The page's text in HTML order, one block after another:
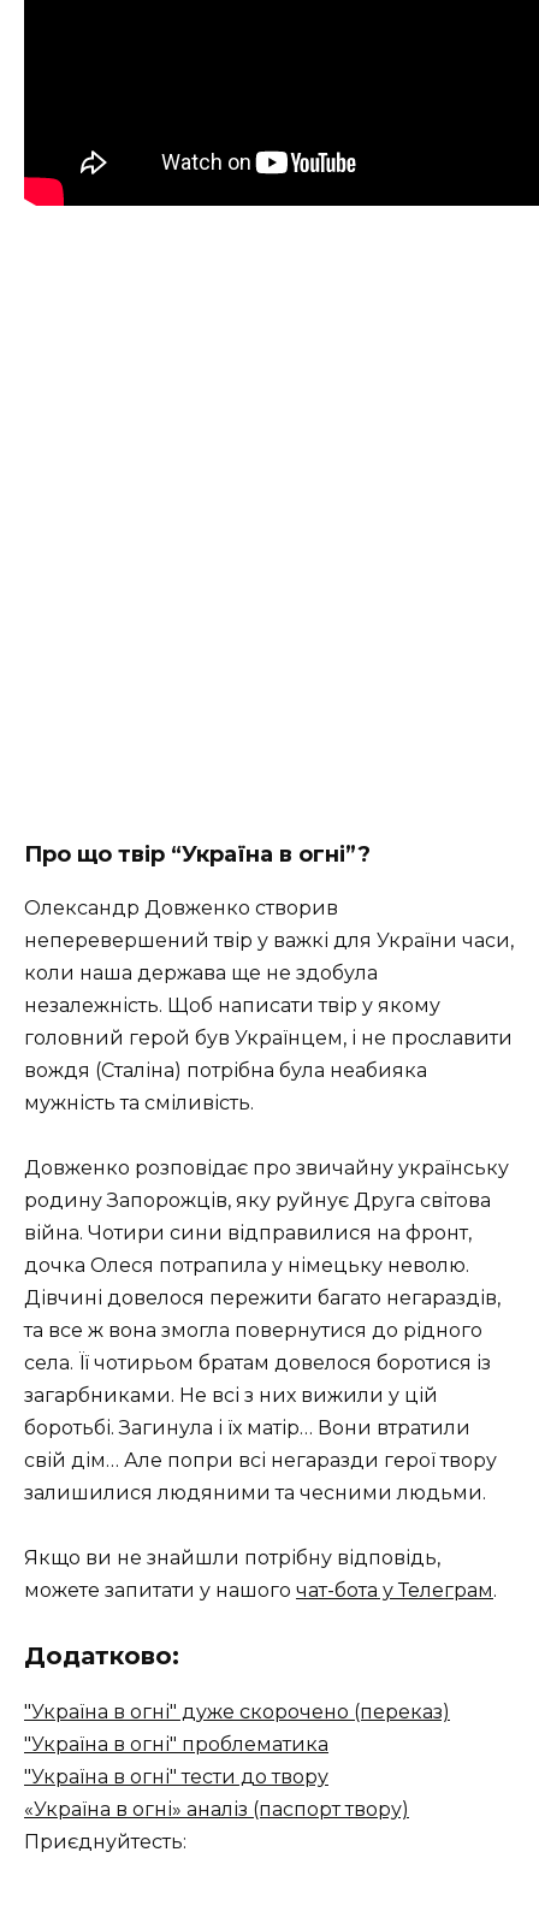
Про що твір “Україна в огні”?
Олександр Довженко створив
неперевершений твір у важкі для України часи,
коли наша держава ще не здобула
незалежність. Щоб написати твір у якому
головний герой був Українцем, і не прославити
вождя (Сталіна) потрібна була неабияка
мужність та сміливість.
Довженко розповідає про звичайну українську
родину Запорожців, яку руйнує Друга світова
війна. Чотири сини відправилися на фронт,
дочка Олеся потрапила у німецьку неволю.
Дівчині довелося пережити багато негараздів,
та все ж вона змогла повернутися до рідного
села. Її чотирьом братам довелося боротися із
загарбниками. Не всі з них вижили у цій
боротьбі. Загинула і їх матір… Вони втратили
свій дім… Але попри всі негаразди герої твору
залишилися людяними та чесними людьми.
Якщо ви не знайшли потрібну відповідь,
можете запитати у нашого чат-бота у Телеграм.
Додатково:
"Україна в огні" дуже скорочено (переказ)
"Україна в огні" проблематика
"Україна в огні" тести до твору
«Україна в огні» аналіз (паспорт твору)
Приєднуйтесть: